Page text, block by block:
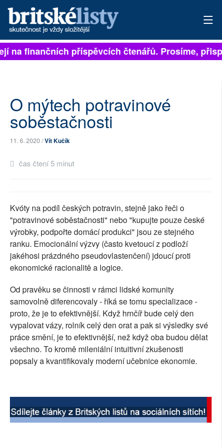
PŘIHLÁSIT
ARCHIV
ROZHOVORY
TÉMATA
NEJČTENĚJŠÍ ZA 7 DNÍ
PŘÍSPĚVKY NA PROVOZ
SOCIÁLNÍ SÍTĚ
RUBRIKY
finančních příspěvcích čtenářů. Prosíme,
O mýtech potravinové
soběstačnosti
11. 6. 2020 /Vít Kučík
čas čtení 5 minut
Kvóty na podíl českých potravin, stejně jako řeči o
"potravinové soběstačnosti" nebo "kupujte pouze české
výrobky, podpořte domácí produkci" jsou ze stejného
ranku. Emocionální výzvy (často kvetoucí z podloží
jakéhosi prázdného pseudovlastenčení) jdoucí proti
ekonomické racionalitě a logice.
Od pravěku se činnosti v rámci lidské komunity
samovolně diferencovaly - říká se tomu specializace -
proto, že je to efektivnější. Když hrnčíř bude celý den
vypalovat vázy, rolník celý den orat a pak si výsledky své
práce smění, je to efektivnější, než když oba budou dělat
všechno. To kromě mileniální intuitivní zkušenosti
popsaly a kvantifikovaly moderní učebnice ekonomie.